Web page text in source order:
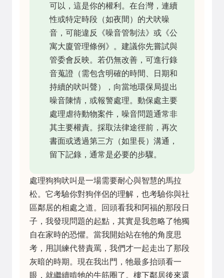
可以，這是你的權利。在台灣，連續
性或特定時段（如夜間）的犬吠噪
音，可能違反《噪音管制法》或《公
寓大廈管理條例》。建議你先嘗試與
管委會反映。若仍無改善，可進行錄
音蒐證（需包含明確的時間、日期和
持續的吠叫聲），向當地環保局提出
噪音陳情，或報警處理。動保處主要
處理虐待動物案件，噪音問題通常非
其主要權責。採取法律途徑前，再次
書面或透過第三方（如里長）溝通，
留下記錄，通常是必要的步驟。
處理狗狗吠叫是一場需要耐心與智慧的馬拉
松。它考驗你對狗伴侶的理解，也考驗你與社
區鄰居的相處之道。回頭看我和阿福的那段日
子，我發現問題的起點，其實是我忽略了牠獨
自在家時的恐懼。當我開始站在牠的角度思
考，用訓練代替責罵，我們才一起走出了那段
灰暗的時期。現在我出門，牠最多抬頭看一
眼，就繼續啃牠的牛筋圈了。樓下鄰居後來還